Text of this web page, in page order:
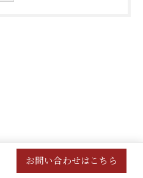
お問い合わせはこちら